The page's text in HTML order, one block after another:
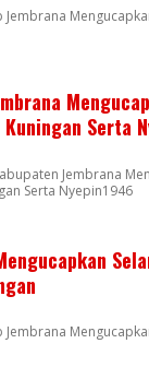
Kuningan Serta
Jembrana
Serta Nyepin1946